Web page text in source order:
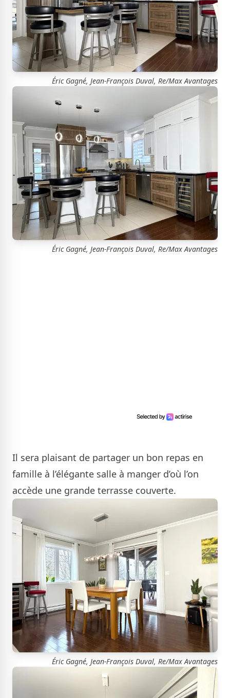
Éric Gagné, Jean-François Duval, Re/Max Avantages
Éric Gagné, Jean-François Duval, Re/Max Avantages
Il sera plaisant de partager un bon repas en
famille à l’élégante salle à manger d’où l’on
accède une grande terrasse couverte.
Éric Gagné, Jean-François Duval, Re/Max Avantages